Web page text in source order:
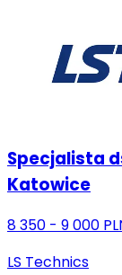
Specjalista
Katowice
8 350 - 9 000
LS Technics